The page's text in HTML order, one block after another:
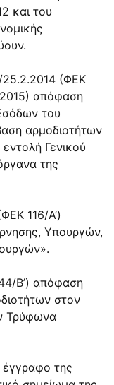
και του
25.2.2014 (ΦΕΚ
απόφαση
του
αρμοδιοτήτων
Γενικού
της
116/Α’)
Υπουργών,
Β’) απόφαση
στον
Τρύφωνα
έγγραφο της